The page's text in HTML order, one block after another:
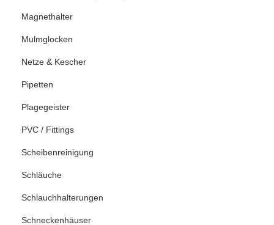
Magnethalter
Mulmglocken
Netze & Kescher
Pipetten
Plagegeister
PVC / Fittings
Scheibenreinigung
Schläuche
Schlauchhalterungen
Schneckenhäuser